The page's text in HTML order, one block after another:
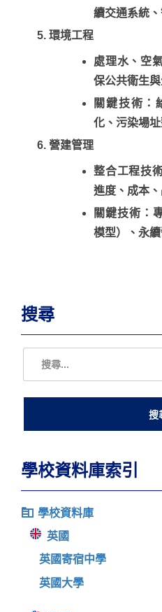
續交通系統
環境工程
處理水、空
保公共衛生與
關鍵技術：
化、污染場
營建管理
整合工程技
進度、成本
關鍵技術：
模型）、永
搜尋
學校資料庫索引
學校資料庫
英國
英國寄宿中學
英國大學